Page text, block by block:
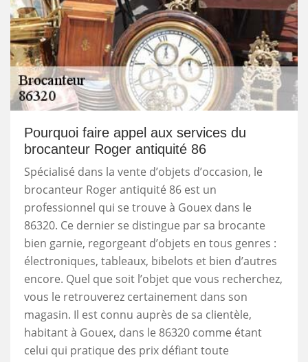
Pourquoi faire appel aux services du
brocanteur Roger antiquité 86
Spécialisé dans la vente d’objets d’occasion, le
brocanteur Roger antiquité 86 est un
professionnel qui se trouve à Gouex dans le
86320. Ce dernier se distingue par sa brocante
bien garnie, regorgeant d’objets en tous genres :
électroniques, tableaux, bibelots et bien d’autres
encore. Quel que soit l’objet que vous recherchez,
vous le retrouverez certainement dans son
magasin. Il est connu auprès de sa clientèle,
habitant à Gouex, dans le 86320 comme étant
celui qui pratique des prix défiant toute